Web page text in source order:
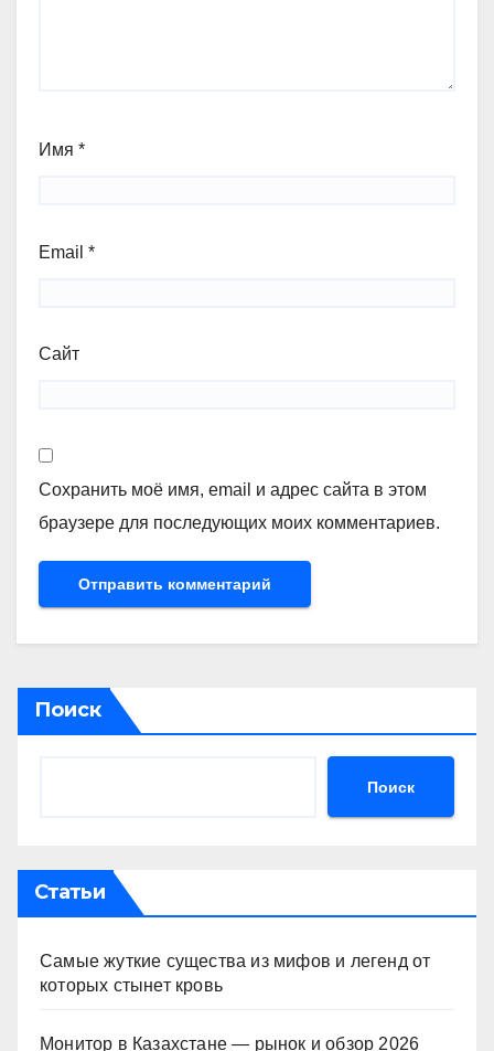
Имя *
Email *
Сайт
Сохранить моё имя, email и адрес сайта в этом
браузере для последующих моих комментариев.
Поиск
Поиск
Статьи
Самые жуткие существа из мифов и легенд от
которых стынет кровь
Монитор в Казахстане — рынок и обзор 2026